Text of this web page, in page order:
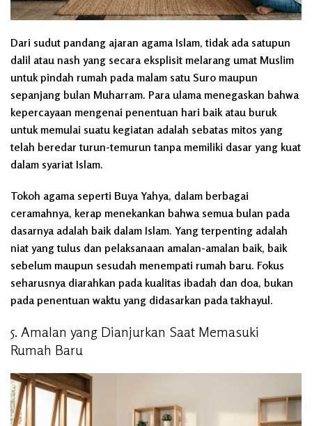
Dari sudut pandang ajaran agama Islam, tidak ada satupun
dalil atau nash yang secara eksplisit melarang umat Muslim
untuk pindah rumah pada malam satu Suro maupun
sepanjang bulan Muharram. Para ulama menegaskan bahwa
kepercayaan mengenai penentuan hari baik atau buruk
untuk memulai suatu kegiatan adalah sebatas mitos yang
telah beredar turun-temurun tanpa memiliki dasar yang kuat
dalam syariat Islam.
Tokoh agama seperti Buya Yahya, dalam berbagai
ceramahnya, kerap menekankan bahwa semua bulan pada
dasarnya adalah baik dalam Islam. Yang terpenting adalah
niat yang tulus dan pelaksanaan amalan-amalan baik, baik
sebelum maupun sesudah menempati rumah baru. Fokus
seharusnya diarahkan pada kualitas ibadah dan doa, bukan
pada penentuan waktu yang didasarkan pada takhayul.
5. Amalan yang Dianjurkan Saat Memasuki
Rumah Baru